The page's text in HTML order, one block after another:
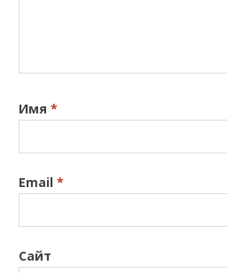
Имя*
Email*
Сайт